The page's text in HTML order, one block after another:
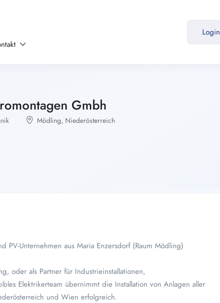
Login
Gmbh
Mödling, Niederösterreich
PV-Unternehmen aus Maria Enzersdorf (Raum Mödling)
oder als Partner für Industrieinstallationen,
Elektrikerteam übernimmt die Installation von Anlagen aller
und Wien erfolgreich.